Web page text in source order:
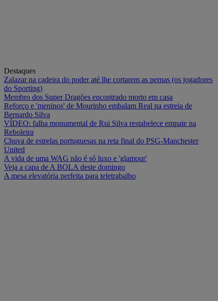
Destaques
Zalazar na cadeira do poder até lhe cortarem as pernas (os jogadores
do Sporting)
Membro dos Super Dragões encontrado morto em casa
Reforço e 'meninos' de Mourinho embalam Real na estreia de
Bernardo Silva
VÍDEO: falha monumental de Rui Silva restabelece empate na
Reboleira
Chuva de estrelas portuguesas na reta final do PSG-Manchester
United
A vida de uma WAG não é só luxo e 'glamour'
Veja a capa de A BOLA deste domingo
A mesa elevatória perfeita para teletrabalho